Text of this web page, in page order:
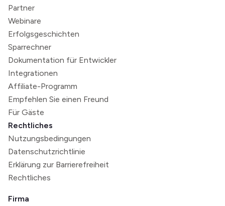
Partner
Webinare
Erfolgsgeschichten
Sparrechner
Dokumentation für Entwickler
Integrationen
Affiliate-Programm
Empfehlen Sie einen Freund
Für Gäste
Rechtliches
Nutzungsbedingungen
Datenschutzrichtlinie
Erklärung zur Barrierefreiheit
Rechtliches
Firma